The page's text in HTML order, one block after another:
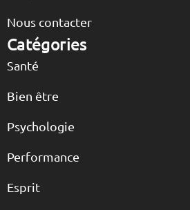
Nous contacter
Catégories
Santé
Bien être
Psychologie
Performance
Esprit